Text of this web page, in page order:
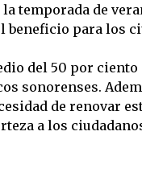
temporada de
para los
del 50 por ciento
sonorenses.
de renovar
a los